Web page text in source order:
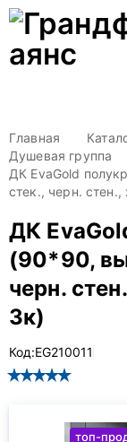
Главная
Душевая группа
ДК EvaGold
стек., черн.
ДК
(90*90,
черн.
3к)
Код:EG210011
топ-